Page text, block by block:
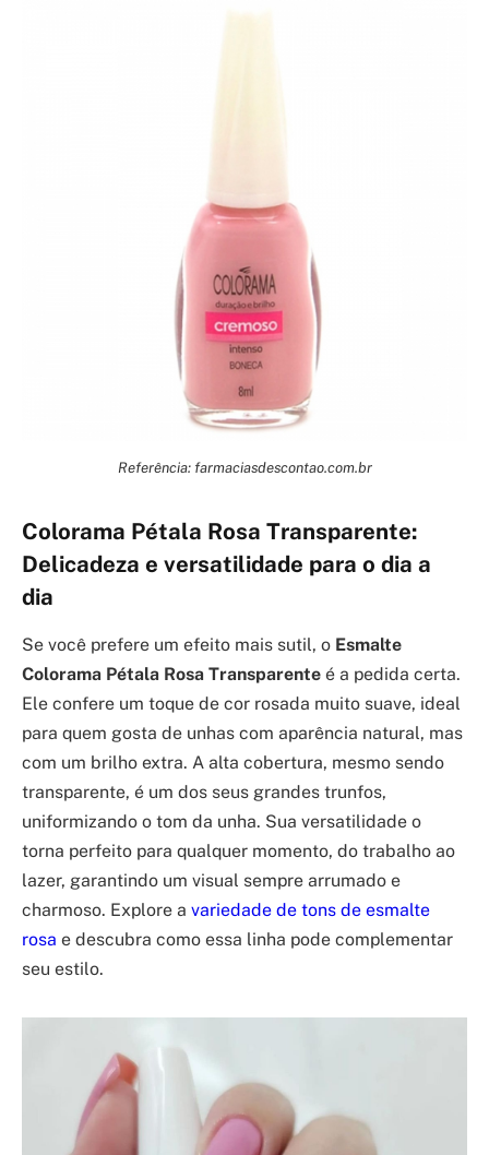
Referência: farmaciasdescontao.com.br
Colorama Pétala Rosa Transparente:
Delicadeza e versatilidade para o dia a
dia
Se você prefere um efeito mais sutil, o Esmalte
Colorama Pétala Rosa Transparente é a pedida certa.
Ele confere um toque de cor rosada muito suave, ideal
para quem gosta de unhas com aparência natural, mas
com um brilho extra. A alta cobertura, mesmo sendo
transparente, é um dos seus grandes trunfos,
uniformizando o tom da unha. Sua versatilidade o
torna perfeito para qualquer momento, do trabalho ao
lazer, garantindo um visual sempre arrumado e
charmoso. Explore a variedade de tons de esmalte
rosa e descubra como essa linha pode complementar
seu estilo.